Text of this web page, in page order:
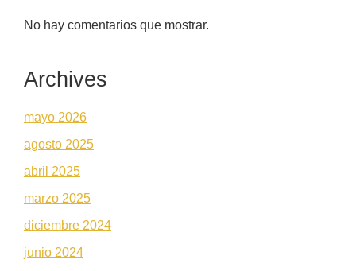
No hay comentarios que mostrar.
Archives
mayo 2026
agosto 2025
abril 2025
marzo 2025
diciembre 2024
junio 2024